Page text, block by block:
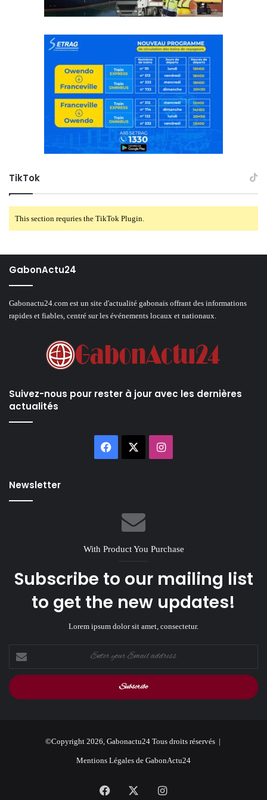
TikTok
This section requries the TikTok Plugin.
GabonActu24
Gabonactu24.com est un site d'actualité gabonais offrant des informations
rapides et fiables, centré sur les événements locaux et nationaux.
Suivez-nous pour rester à jour avec les dernières
actualités
Facebook Instagram
Newsletter
With Product You Purchase
Subscribe to our mailing list
to get the new updates!
Lorem ipsum dolor sit amet, consectetur.
your
Email
address
©Copyright 2026, Gabonactu24 Tous droits réservés |
Mentions Légales de GabonActu24
Facebook Instagram